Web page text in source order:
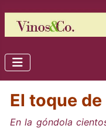
El toque
En la góndola